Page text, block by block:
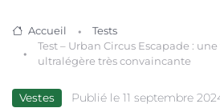
Accueil
Tests
Test – Urban Circus Escapade :
ultralégère très convaincante
Vestes Publié le 11 septembre